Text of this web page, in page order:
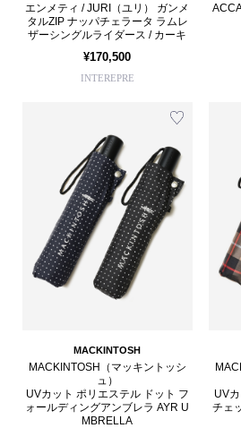
エンメティ / JURI（ユリ） ガンメ
タルZIP ナッパチェラータ ラムレ
ザーシングルライダース / カーキ
¥170,500
INTEREPRE
MACKINTOSH
MACKINTOSH（マッキントッシ
ュ）
UVカット ポリエステル ドット フ
ォールディングアンブレラ AYR U
MBRELLA
UV
チェ